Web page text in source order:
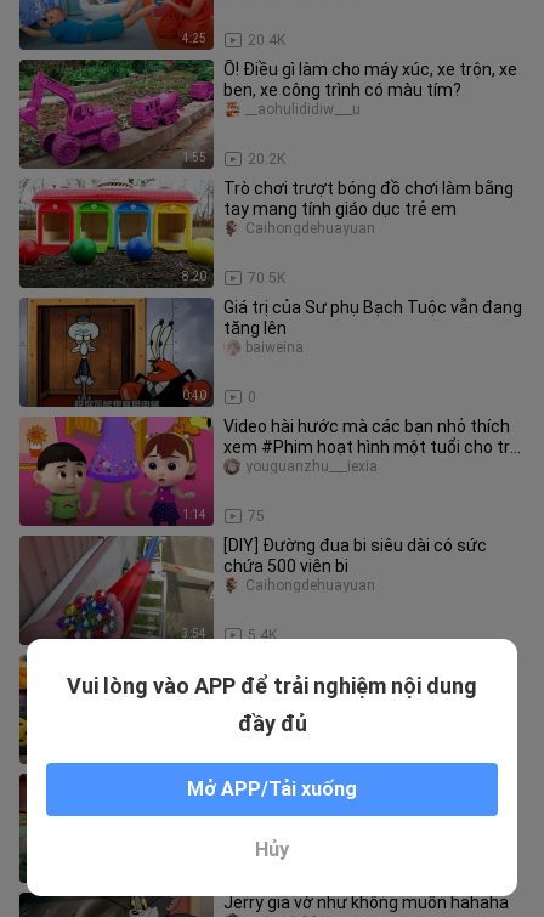
4:25 20.4K
1:55
Ồ! Điều gì làm cho máy xúc, xe trộn, xe
ben, xe công trình có màu tím?
20.2K
__aohulididiw___u
8:20
Trò chơi trượt bóng đồ chơi làm bằng
tay mang tính giáo dục trẻ em
70.5K
Caihongdehuayuan
0:40
Giá trị của Sư phụ Bạch Tuộc vẫn đang
tăng lên
0
baiweina
1:14
Video hài hước mà các bạn nhỏ thích
xem #Phim hoạt hình một tuổi cho trẻ
em #Giáo dục sớm khai sáng
75
youguanzhu___iexia
3:54
[DIY] Đường đua bi siêu dài có sức
chứa 500 viên bi
5.4K
Caihongdehuayuan
hầm lớn hơn thật tuyệt vời
Tính khí của anh Cẩu cũng thuộc loại
rất tốt rồi, không tin thì xem đi
Jerry giả vờ như không muốn hahaha
Vui lòng vào APP để trải nghiệm nội dung
đầy đủ
Mở APP/Tải xuống
Hủy